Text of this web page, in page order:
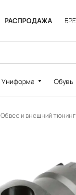
РАСПРОДАЖА
Униформа Обувь
Обвес и внешний тюнинг